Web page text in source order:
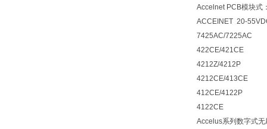
Accelnet PCB模块式
ACCEINET 20-
7425AC/7225AC
422CE/421CE
4212Z/4212P
4212CE/413CE
412CE/4122P
4122CE
Accelus系列数字式